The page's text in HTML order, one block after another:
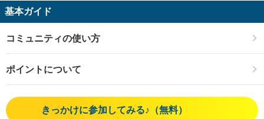
基本ガイド
コミュニティの使い方
ポイントについて
きっかけに参加してみる♪（無料）